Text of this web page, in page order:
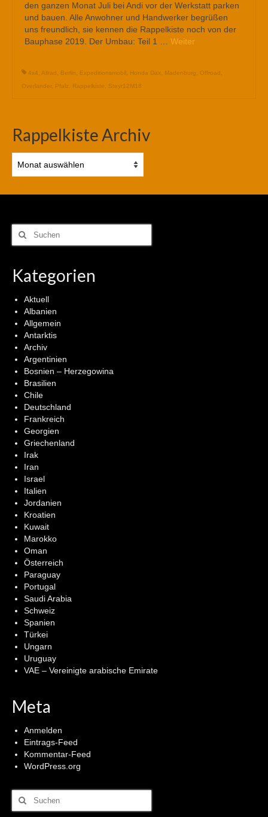
den ganzen Monat Juli bei Andi vor der Werkstatt parken
und bauen. Alle Anwohner und Handwerker begrüßen
uns freundlich, sie kennen die Rappelkiste noch von der
Bauphase 2019. Der Umbau: Teil 1 … Weiter
4x4 Allrad Berlin Expeditionsmobil Honda Dax Madenburg Offroad
Overlander, Pfalz Rappelkiste Steyr12M18
Rappelkiste Archiv
Archiv
Suchen
nach:
Kategorien
Aktuell
Albanien
Allgemein
Antarktis
Archiv
Argentinien
Bosnien – Herzegowina
Brasilien
Chile
Deutschland
Frankreich
Georgien
Griechenland
Irak
Iran
Israel
Italien
Jordanien
Kroatien
Kuwait
Marokko
Oman
Österreich
Paraguay
Portugal
Saudi Arabia
Schweiz
Spanien
Türkei
Ungarn
Uruguay
VAE – Vereinigte arabische Emirate
Meta
Anmelden
Eintrags-Feed
Kommentar-Feed
WordPress.org
Suchen
nach: